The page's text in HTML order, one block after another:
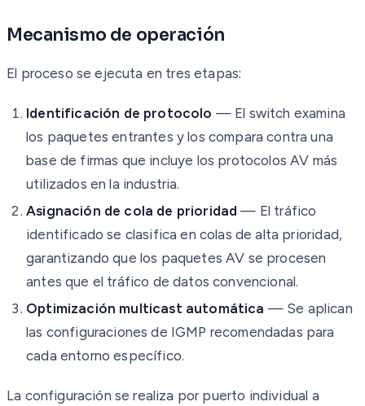
Mecanismo de operación
El proceso se ejecuta en tres etapas:
Identificación de protocolo — El switch examina
los paquetes entrantes y los compara contra una
base de firmas que incluye los protocolos AV más
utilizados en la industria.
Asignación de cola de prioridad — El tráfico
identificado se clasifica en colas de alta prioridad,
garantizando que los paquetes AV se procesen
antes que el tráfico de datos convencional.
Optimización multicast automática — Se aplican
las configuraciones de IGMP recomendadas para
cada entorno específico.
La configuración se realiza por puerto individual a